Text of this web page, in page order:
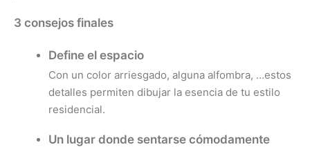
3 consejos finales
Define el espacio
Con un color arriesgado, alguna alfombra, …estos
detalles permiten dibujar la esencia de tu estilo
residencial.
Un lugar donde sentarse cómodamente